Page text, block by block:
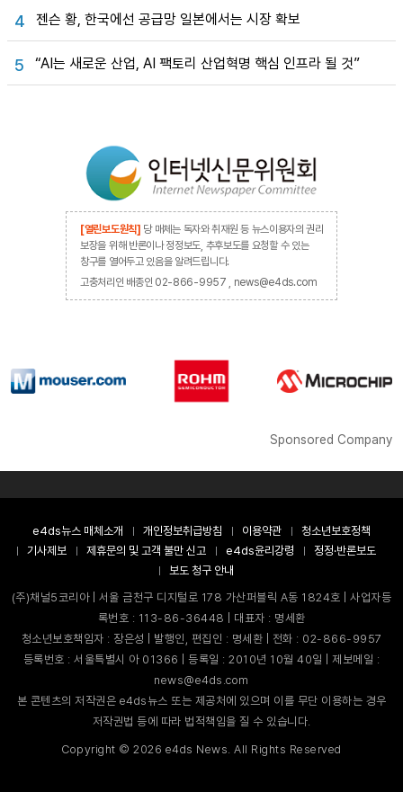
4 젠슨 황, 한국에선 공급망 일본에서는 시장 확보
5 “AI는 새로운 산업, AI 팩토리 산업혁명 핵심 인프라 될 것”
[열린보도원칙] 당 매체는 독자와 취재원 등 뉴스이용자의 권리
보장을 위해 반론이나 정정보도, 추후보도를 요청할 수 있는
창구를 열어두고 있음을 알려드립니다.
고충처리인 배종인 02-866-9957 , news@e4ds.com
Sponsored Company
e4ds뉴스 매체소개 개인정보취급방침 이용약관
청소년보호정책
기사제보
제휴문의 및 고객 불만 신고 e4ds윤리강령
정정·반론보도
보도 청구 안내
(주)채널5코리아 | 서울 금천구 디지털로 178 가산퍼블릭 A동 1824호 | 사업자등
록번호 : 113-86-36448 | 대표자 : 명세환
청소년보호책임자 : 장은성 | 발행인, 편집인 : 명세환 | 전화 : 02-866-9957
등록번호 : 서울특별시 아 01366 | 등록일 : 2010년 10월 40일 | 제보메일 :
news@e4ds.com
본 콘텐츠의 저작권은 e4ds뉴스 또는 제공처에 있으며 이를 무단 이용하는 경우
저작권법 등에 따라 법적책임을 질 수 있습니다.
Copyright ©2026 e4ds News. All Rights Reserved